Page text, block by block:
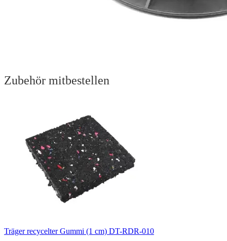
Zubehör mitbestellen
Träger recycelter Gummi (1 cm) DT-RDR-010